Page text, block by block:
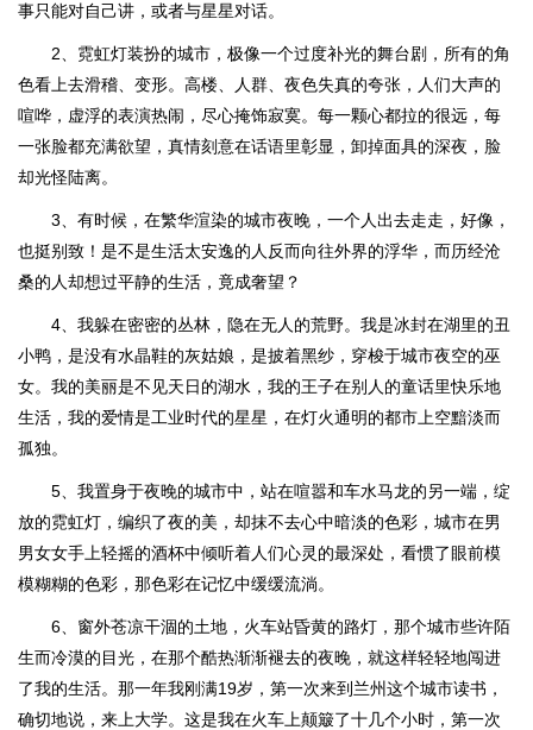
事只能对自己讲，或者与星星对话。
2、霓虹灯装扮的城市，极像一个过度补光的舞台剧，所有的角
色看上去滑稽、变形。高楼、人群、夜色失真的夸张，人们大声的
喧哗，虚浮的表演热闹，尽心掩饰寂寞。每一颗心都拉的很远，每
一张脸都充满欲望，真情刻意在话语里彰显，卸掉面具的深夜，脸
却光怪陆离。
3、有时候，在繁华渲染的城市夜晚，一个人出去走走，好像，
也挺别致！是不是生活太安逸的人反而向往外界的浮华，而历经沧
桑的人却想过平静的生活，竟成奢望？
4、我躲在密密的丛林，隐在无人的荒野。我是冰封在湖里的丑
小鸭，是没有水晶鞋的灰姑娘，是披着黑纱，穿梭于城市夜空的巫
女。我的美丽是不见天日的湖水，我的王子在别人的童话里快乐地
生活，我的爱情是工业时代的星星，在灯火通明的都市上空黯淡而
孤独。
5、我置身于夜晚的城市中，站在喧嚣和车水马龙的另一端，绽
放的霓虹灯，编织了夜的美，却抹不去心中暗淡的色彩，城市在男
男女女手上轻摇的酒杯中倾听着人们心灵的最深处，看惯了眼前模
模糊糊的色彩，那色彩在记忆中缓缓流淌。
6、窗外苍凉干涸的土地，火车站昏黄的路灯，那个城市些许陌
生而冷漠的目光，在那个酷热渐渐褪去的夜晚，就这样轻轻地闯进
了我的生活。那一年我刚满19岁，第一次来到兰州这个城市读书，
确切地说，来上大学。这是我在火车上颠簸了十几个小时，第一次